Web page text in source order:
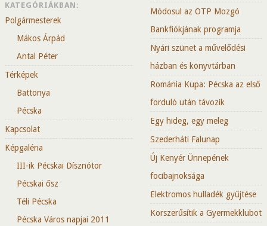
KATEGÓRIÁKBAN:
Polgármesterek
Mákos Árpád
Antal Péter
Térképek
Battonya
Pécska
Kapcsolat
Képgaléria
III-ik Pécskai Dísznótor
Pécskai ősz
Téli Pécska
Pécska Város napjai 2011
Módosul az OTP Mozgó
Bankfiókjának programja
Nyári szünet a művelődési
házban és könyvtárban
Románia Kupa: Pécska az első
forduló után távozik
Egy hideg, egy meleg
Szederháti Falunap
Új Kenyér Ünnepének
focibajnoksága
Elektromos hulladék gyűjtése
Korszerűsítik a Gyermekklubot